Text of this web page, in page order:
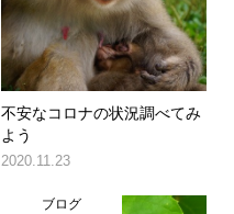
不安なコロナの状況調べてみ
よう
2020.11.23
ブログ